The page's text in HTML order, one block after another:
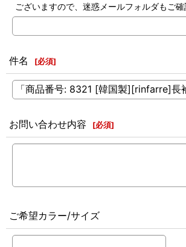
ございますので、迷惑メールフォルダもご確
件名 [必須]
お問い合わせ内容 [必須]
ご希望カラー/サイズ